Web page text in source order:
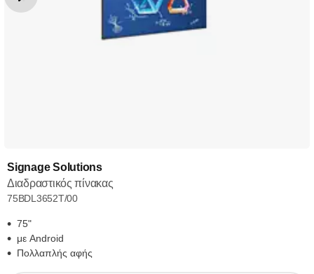
Signage Solutions
Διαδραστικός πίνακας
75BDL3652T/00
75"
με Android
Πολλαπλής αφής